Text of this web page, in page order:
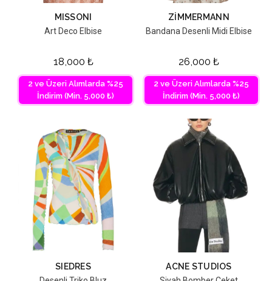
MISSONI
Art Deco Elbise
18,000 ₺
2 ve Üzeri Alımlarda %25
İndirim (Min. 5,000 ₺)
ZIMMERMANN
Bandana Desenli Midi Elbise
26,000 ₺
2 ve Üzeri Alımlarda %25
İndirim (Min. 5,000 ₺)
SIEDRES
ACNE STUDIOS